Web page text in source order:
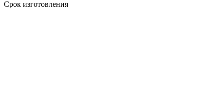
Срок изготовления